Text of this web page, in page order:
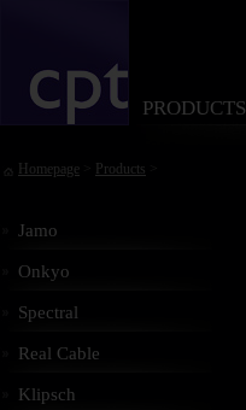
PRODUCTS
Homepage Products
Jamo
Onkyo
Spectral
Real Cable
Klipsch